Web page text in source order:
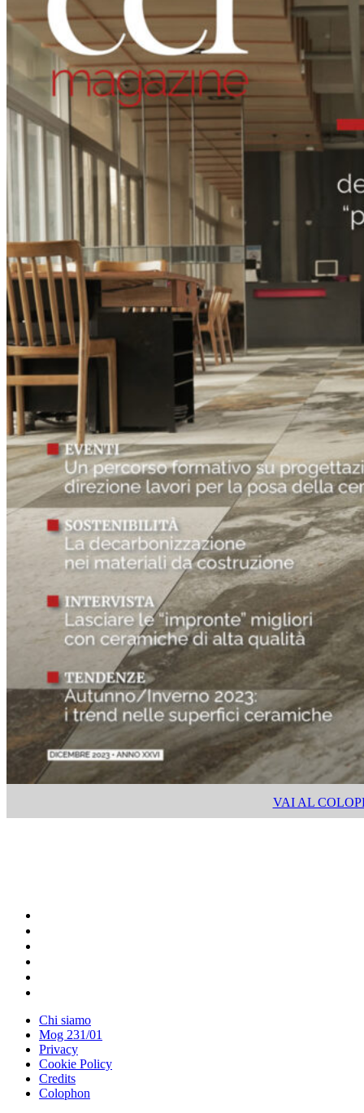
VAI AL
Chi siamo
Mog 231/01
Privacy
Cookie Policy
Credits
Colophon